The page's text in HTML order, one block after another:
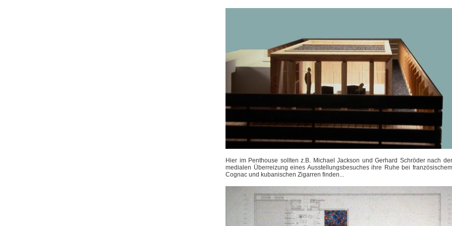
Hier im Penthouse sollten z.B. Michael Jackson und Gerhard Schröder nach der
medialen Überreizung eines Ausstellungsbesuches ihre Ruhe bei französischem
Cognac und kubanischen Zigarren finden...